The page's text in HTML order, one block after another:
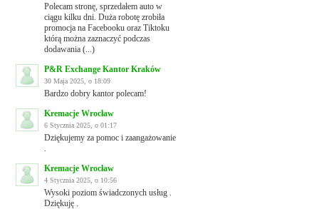
Polecam stronę, sprzedałem auto w
ciągu kilku dni. Duża robotę zrobiła
promocja na Facebooku oraz Tiktoku
którą można zaznaczyć podczas
dodawania (...)
P&R Exchange Kantor Kraków
30 Maja 2025, o 18:09
Bardzo dobry kantor polecam!
Kremacje Wrocław
6 Stycznia 2025, o 01:17
Dziękujemy za pomoc i zaangażowanie
Kremacje Wrocław
4 Stycznia 2025, o 10:56
Wysoki poziom świadczonych usług .
Dziękuję .